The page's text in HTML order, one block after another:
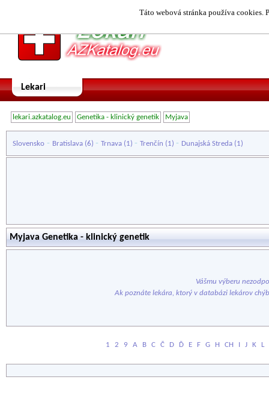
Táto webová stránka používa cookies.
Lekari
lekari.azkatalog.eu Genetika - klinický genetik Myjava
Slovensko - Bratislava (6) - Trnava (1) - Trenčín (1) - Dunajská Streda (1)
Myjava Genetika - klinický genetik
Vášmu výberu
Ak poznáte lekára, ktorý v databázi lekárov
1 2 9 A B C Č D Ď E F G H CH I J K L